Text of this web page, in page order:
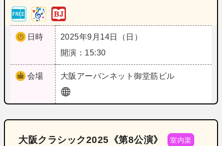
日時
2025年9月14日（日）
開演：15:30
会場 大阪 アーバンネット御堂筋ビル
大阪クラシック2025《第8公演》 室内楽